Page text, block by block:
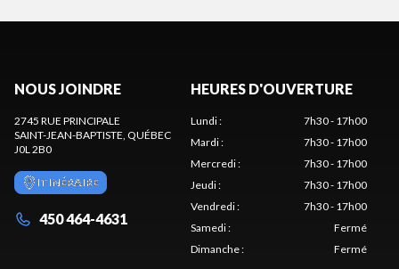
NOUS JOINDRE
2745 RUE PRINCIPALE
SAINT-JEAN-BAPTISTE , QUÉBEC
J0L 2B0
ITINÉRAIRE
450 464-4631
HEURES D'OUVERTURE
Lundi:
7h30 - 17h00
Mardi:
7h30 - 17h00
Mercredi:
7h30 - 17h00
Jeudi:
7h30 - 17h00
Vendredi:
7h30 - 17h00
Samedi:
Fermé
Dimanche: Fermé